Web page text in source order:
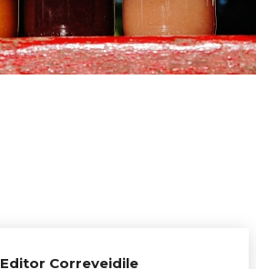
Editor Correveidile